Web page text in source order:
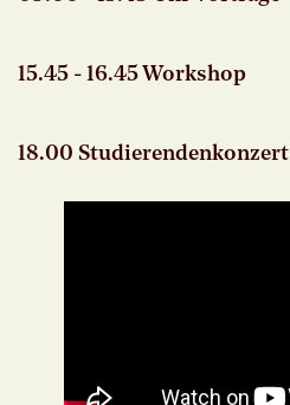
15.45 - 16.45 Workshop
18.00 Studierendenkonzert